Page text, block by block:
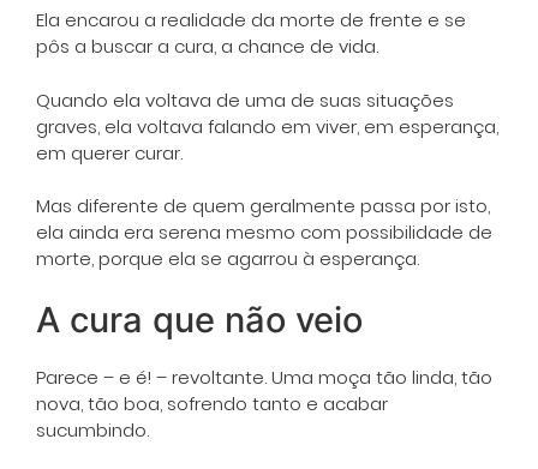
Ela encarou a realidade da morte de frente e se
pôs a buscar a cura, a chance de vida.
Quando ela voltava de uma de suas situações
graves, ela voltava falando em viver, em esperança,
em querer curar.
Mas diferente de quem geralmente passa por isto,
ela ainda era serena mesmo com possibilidade de
morte, porque ela se agarrou à esperança.
A cura que não veio
Parece – e é! – revoltante. Uma moça tão linda, tão
nova, tão boa, sofrendo tanto e acabar
sucumbindo.